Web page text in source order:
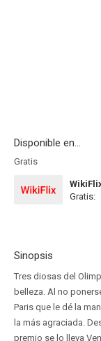
Disponible en...
Gratis
Gratis:
Sinopsis
Tres diosas del
belleza. Al no
Paris que le dé la
la más agraciada.
premio se lo lleva